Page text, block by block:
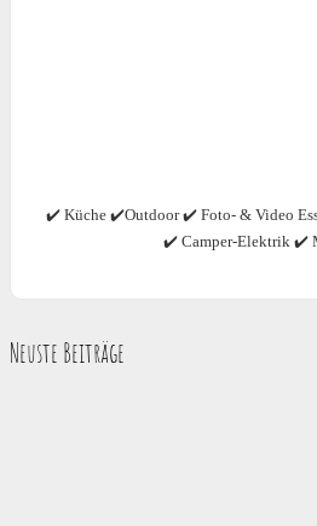
✔️ Küche ✔️Outdoor ✔️ Foto- & Video
✔️ Camper-Elektrik ✔️
Neuste Beiträge